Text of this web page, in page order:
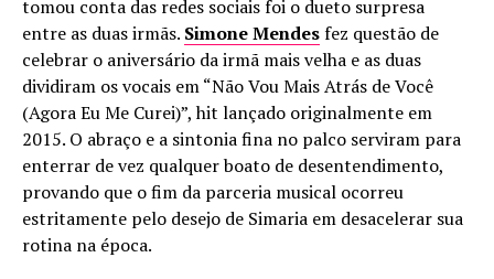
tomou conta das redes sociais foi o dueto surpresa
entre as duas irmãs. Simone Mendesfez questão de
celebrar o aniversário da irmã mais velha e as duas
dividiram os vocais em “Não Vou Mais Atrás de Você
(Agora Eu Me Curei)”, hit lançado originalmente em
2015. O abraço e a sintonia fina no palco serviram para
enterrar de vez qualquer boato de desentendimento,
provando que o fim da parceria musical ocorreu
estritamente pelo desejo de Simaria em desacelerar sua
rotina na época.